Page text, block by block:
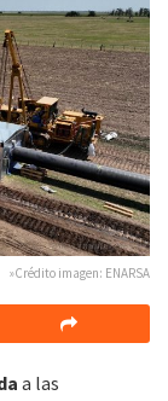
»Crédito imagen: ENARSA
a las